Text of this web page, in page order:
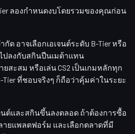
ลองกำหนดงบโดยรวมของคุณก่อน
ด อาจเลือกเอเจนต์ระดับ B-Tier หรือ
ไปลงกับสกินปืนเมต้าแทน
สะสม หรือเล่น CS2 เป็นเกมหลักทุก
Tier ที่ชอบจริงๆ ก็ถือว่าคุ้มค่าในระยะ
นต์และสกินขึ้นลงตลอด ถ้าต้องการซื้อ
ยแพลตฟอร์ม และเลือกตลาดที่มี